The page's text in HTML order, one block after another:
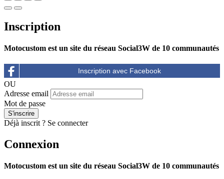
Inscription
Motocustom est un site du réseau Social3W de 10 communautés
OU
Adresse email
Mot de passe
Déjà inscrit ? Se connecter
Connexion
Motocustom est un site du réseau Social3W de 10 communautés